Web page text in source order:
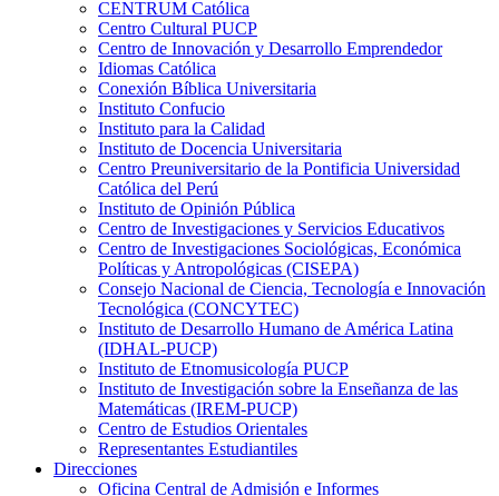
CENTRUM Católica
Centro Cultural PUCP
Centro de Innovación y Desarrollo Emprendedor
Idiomas Católica
Conexión Bíblica Universitaria
Instituto Confucio
Instituto para la Calidad
Instituto de Docencia Universitaria
Centro Preuniversitario de la Pontificia Universidad
Católica del Perú
Instituto de Opinión Pública
Centro de Investigaciones y Servicios Educativos
Centro de Investigaciones Sociológicas, Económica
Políticas y Antropológicas (CISEPA)
Consejo Nacional de Ciencia, Tecnología e Innovación
Tecnológica (CONCYTEC)
Instituto de Desarrollo Humano de América Latina
(IDHAL-PUCP)
Instituto de Etnomusicología PUCP
Instituto de Investigación sobre la Enseñanza de las
Matemáticas (IREM-PUCP)
Centro de Estudios Orientales
Representantes Estudiantiles
Direcciones
Oficina Central de Admisión e Informes